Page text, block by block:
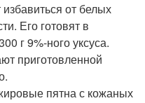
от белых
Его готовят в
г 9%-ного уксуса.
приготовленной
пятна с кожаных